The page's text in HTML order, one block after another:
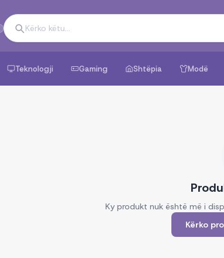
Teknologji Gaming Shtëpia Modë
Ky produkt nuk është më i
Kërko